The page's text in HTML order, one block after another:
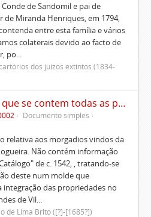
Conde de Sandomil e pai de
de Miranda Henriques, em 1794,
entre esta família e vários
colaterais devido ao facto de
po...
dos juízos extintos (1834-
Tombo em que se contem todas as propriedades, rendas, foros, privilégios, bulas e alvarás dos morgados de Santa Ana e de São Lourenço de Lisboa, Gaião e Santo Estêvão de Beja
Documento simples
relativa aos morgadios vindos da
Não contém informação
de c. 1542, , tratando-se
deste num molde que
integração das propriedades no
de Vil...
de Lima Brito ([?]-[1685?])